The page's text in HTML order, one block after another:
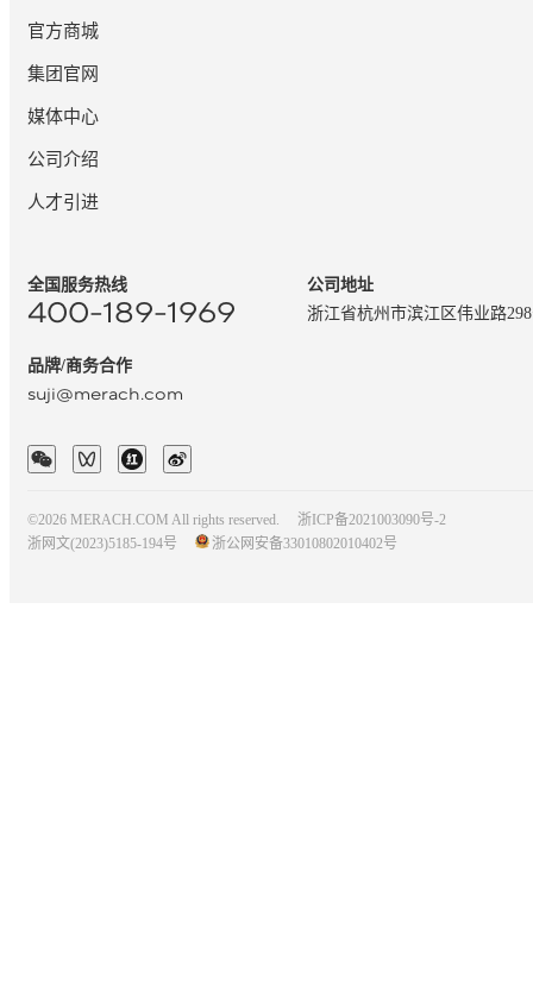
官方商城
集团官网
媒体中心
公司介绍
人才引进
全国服务热线
400-189-1969
品牌/商务合作
suji@merach.com
公司地址
浙江省杭州市滨江区伟业路
©2026 MERACH.COM All rights reserved.
浙ICP备2021003090号-2
浙网文(2023)5185-194号
浙公网安备33010802010402号